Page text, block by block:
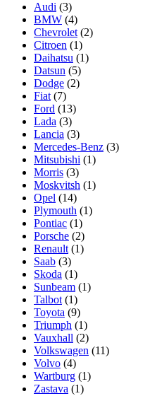
Audi (3)
BMW (4)
Chevrolet(2)
Citroen (1)
Daihatsu (1)
Datsun (5)
Dodge (2)
Fiat(7)
Ford (13)
Lada (3)
Lancia (3)
Mercedes-Benz (3)
Mitsubishi (1)
Morris (3)
Moskvitsh (1)
Opel (14)
Plymouth (1)
Pontiac (1)
Porsche (2)
Renault(1)
Saab (3)
Skoda (1)
Sunbeam (1)
Talbot(1)
Toyota (9)
Triumph (1)
Vauxhall (2)
Volkswagen (11)
Volvo (4)
Wartburg (1)
Zastava (1)